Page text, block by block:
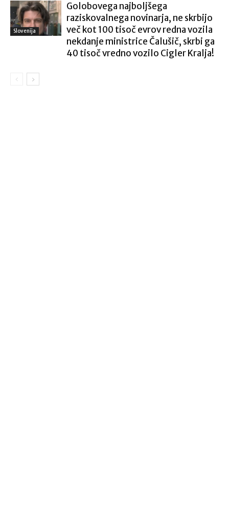
Slovenija
Golobovega najboljšega
raziskovalnega novinarja, ne skrbijo
več kot 100 tisoč evrov redna vozila
nekdanje ministrice Čalušič, skrbi ga
40 tisoč vredno vozilo Cigler Kralja!